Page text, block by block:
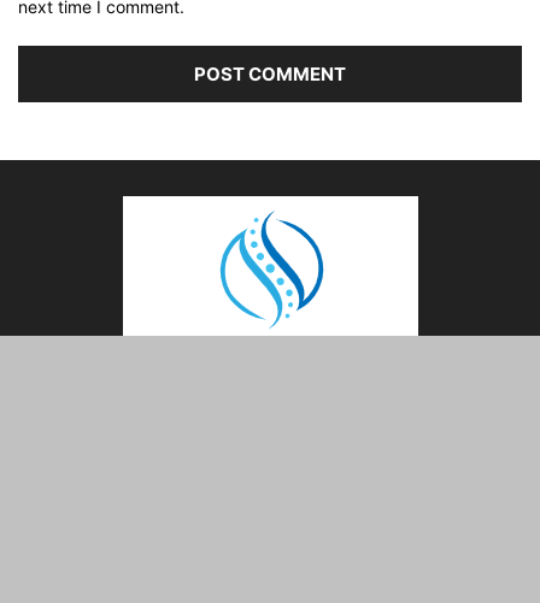
next time I comment.